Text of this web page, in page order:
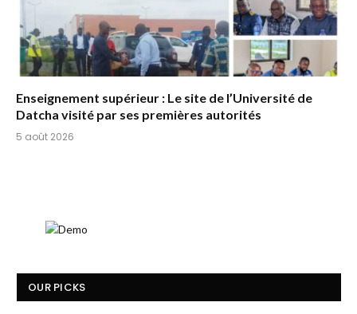
Enseignement supérieur : Le site de l’Université de
Datcha visité par ses premières autorités
5 août 2026
OUR PICKS